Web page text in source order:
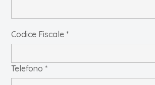
Codice Fiscale *
Telefono *